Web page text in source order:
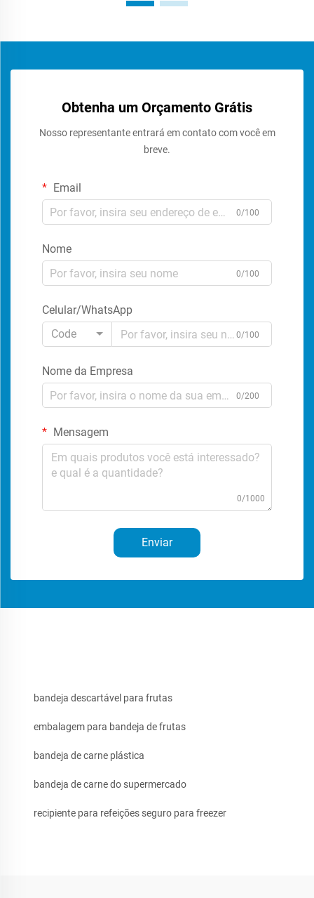
Obtenha um Orçamento Grátis
Nosso representante entrará em contato com você em
breve.
Email
0/100
Nome
0/100
Celular/WhatsApp
Code
0/100
Nome da Empresa
0/200
Mensagem
0/1000
Enviar
bandeja descartável para frutas
embalagem para bandeja de frutas
bandeja de carne plástica
bandeja de carne do supermercado
recipiente para refeições seguro para freezer